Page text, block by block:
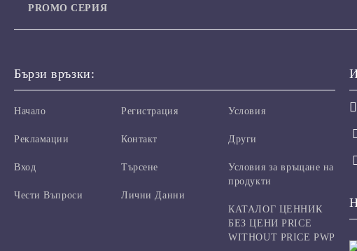
PROMO СЕРИЯ
Бързи връзки:
Начало
Рекламации
Вход
Чести Въпроси
Регистрация
Контакт
Търсене
Лични Данни
Условия
Други
Условия за връщане на
продукти
КАТАЛОГ ЦЕННИК
БЕЗ ЦЕНИ PRICE
WITHOUT PRICE PWP